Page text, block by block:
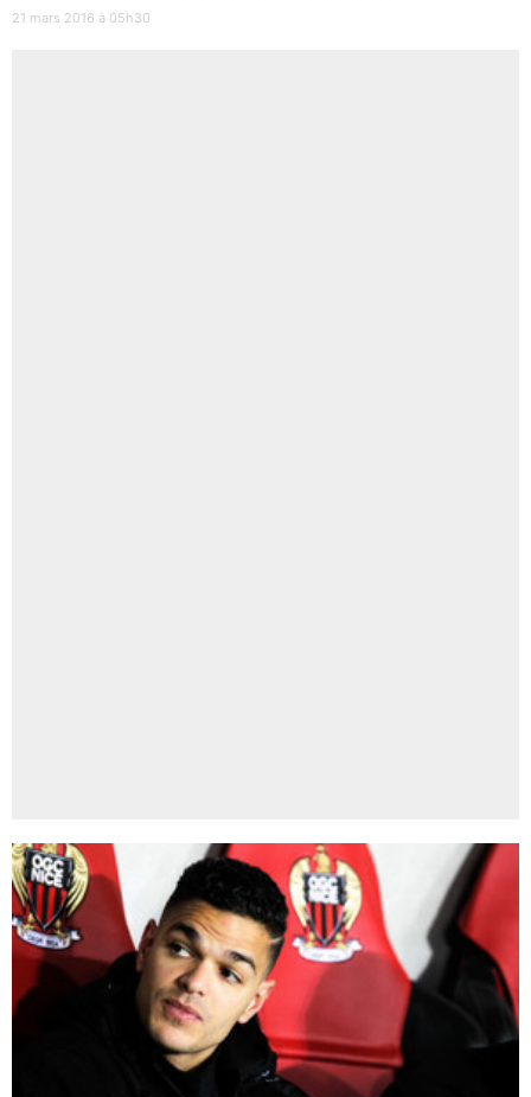
21 mars 2016 à 05h30